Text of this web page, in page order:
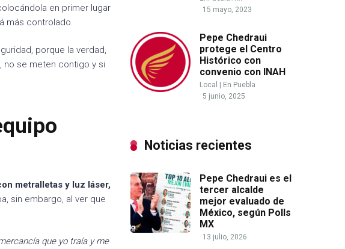
en primer lugar
más controlado.
porque la verdad,
no se meten contigo y si
metralletas y luz láser,
sin embargo, al ver que
que yo traía y me
15 mayo, 2023
Pepe Chedraui
protege el Centro
Histórico con
convenio con INAH
Local
En Puebla
5 junio, 2025
Noticias recientes
Pepe Chedraui es el
tercer alcalde
mejor evaluado de
México, según Polls
MX
13 julio, 2026